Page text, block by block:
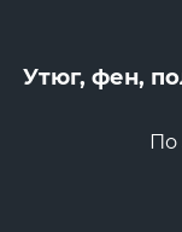
Утюг, фен,
По